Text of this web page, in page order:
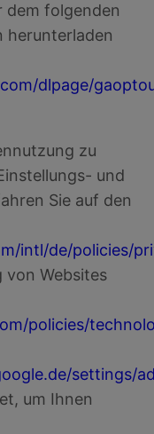
dem folgenden
herunterladen
dlpage/
zu
und
Sie auf den
intl/de/policies/
von Websites
policies/
settings/
um Ihnen